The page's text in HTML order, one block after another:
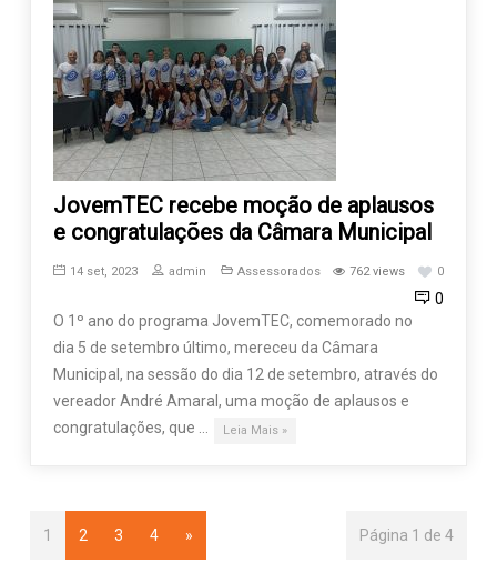
JovemTEC recebe moção de aplausos
e congratulações da Câmara Municipal
14 set, 2023 admin Assessorados 762 views 0
0
O 1º ano do programa JovemTEC, comemorado no
dia 5 de setembro último, mereceu da Câmara
Municipal, na sessão do dia 12 de setembro, através do
vereador André Amaral, uma moção de aplausos e
congratulações, que …
Leia Mais »
Página 1 de 4
1 2 3 4 »